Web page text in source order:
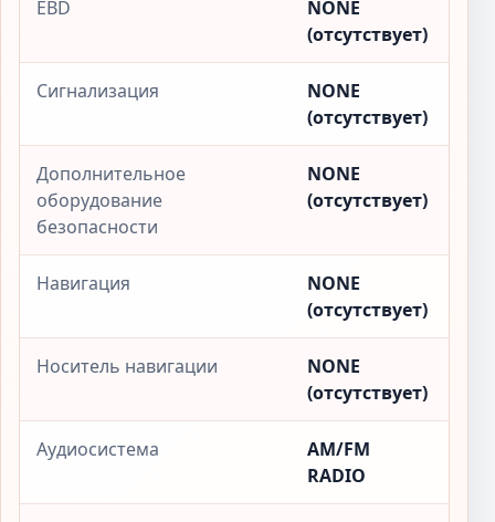
EBD
NONE
(отсутствует)
Сигнализация
NONE
(отсутствует)
Дополнительное
оборудование
безопасности
NONE
(отсутствует)
Навигация
NONE
(отсутствует)
Носитель навигации
NONE
(отсутствует)
Аудиосистема
AM/FM
RADIO